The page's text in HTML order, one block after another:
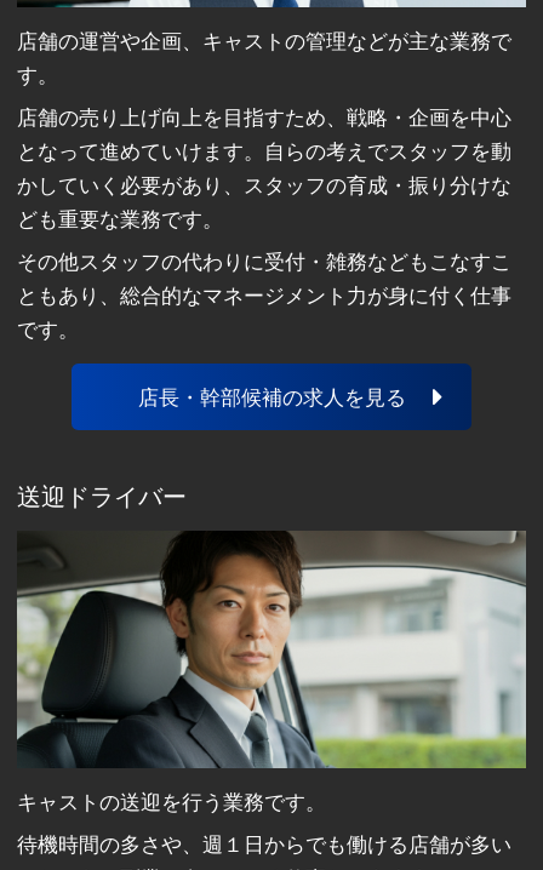
店舗の運営や企画、キャストの管理などが主な業務で
す。
店舗の売り上げ向上を目指すため、戦略・企画を中心
となって進めていけます。自らの考えでスタッフを動
かしていく必要があり、スタッフの育成・振り分けな
ども重要な業務です。
その他スタッフの代わりに受付・雑務などもこなすこ
ともあり、総合的なマネージメント力が身に付く仕事
です。
店長・幹部候補の求人を見る
送迎ドライバー
キャストの送迎を行う業務です。
待機時間の多さや、週１日からでも働ける店舗が多い